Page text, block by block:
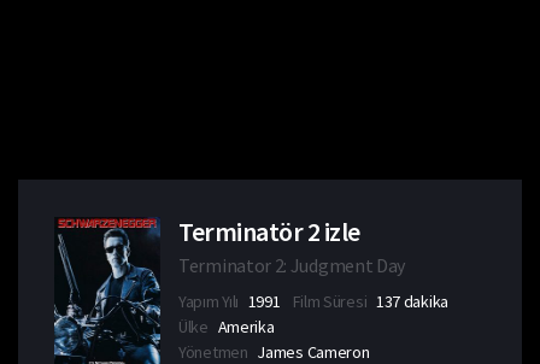
Terminatör 2 izle
Terminator 2: Judgment Day
Yapım Yılı 1991 Film Süresi 137 dakika
Ülke Amerika
Yönetmen James Cameron